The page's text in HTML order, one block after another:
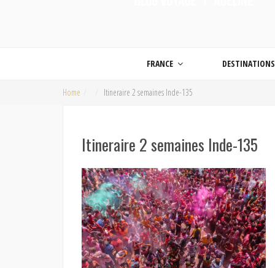
FRANCE DESTINATIONS
Home Itineraire 2 semaines Inde-135
Itineraire 2 semaines Inde-135